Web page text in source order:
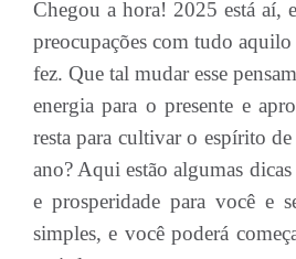
Chegou a hora! 2025 está aí,
preocupações com tudo
fez. Que tal mudar esse
energia para o presente e
resta para cultivar o espírito
ano? Aqui estão algumas
e prosperidade para você e
simples, e você poderá